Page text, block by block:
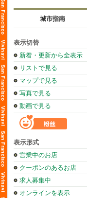
城市指南
表示切替
新着・更新から全表示
リストで見る
マップで見る
写真で見る
動画で見る
表示形式
営業中のお店
クーポンのあるお店
求人募集中
オンラインを表示